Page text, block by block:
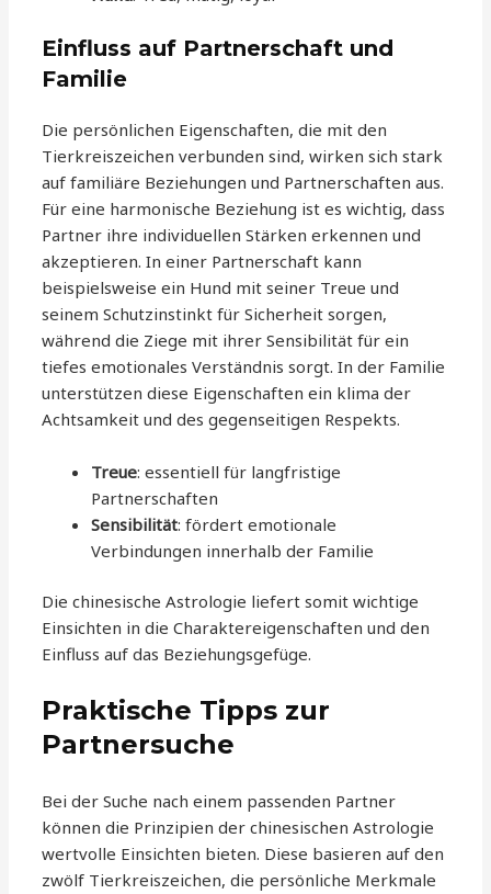
Einfluss auf Partnerschaft und
Familie
Die persönlichen Eigenschaften, die mit den
Tierkreiszeichen verbunden sind, wirken sich stark
auf familiäre Beziehungen und Partnerschaften aus.
Für eine harmonische Beziehung ist es wichtig, dass
Partner ihre individuellen Stärken erkennen und
akzeptieren. In einer Partnerschaft kann
beispielsweise ein Hund mit seiner Treue und
seinem Schutzinstinkt für Sicherheit sorgen,
während die Ziege mit ihrer Sensibilität für ein
tiefes emotionales Verständnis sorgt. In der Familie
unterstützen diese Eigenschaften ein klima der
Achtsamkeit und des gegenseitigen Respekts.
Treue: essentiell für langfristige
Partnerschaften
Sensibilität: fördert emotionale
Verbindungen innerhalb der Familie
Die chinesische Astrologie liefert somit wichtige
Einsichten in die Charaktereigenschaften und den
Einfluss auf das Beziehungsgefüge.
Praktische Tipps zur
Partnersuche
Bei der Suche nach einem passenden Partner
können die Prinzipien der chinesischen Astrologie
wertvolle Einsichten bieten. Diese basieren auf den
zwölf Tierkreiszeichen, die persönliche Merkmale